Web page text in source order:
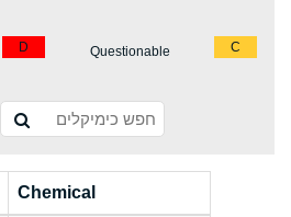
C
Questionable
D
Chemical